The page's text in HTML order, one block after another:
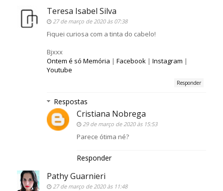
Teresa Isabel Silva
27 de março de 2020 às 07:38
Fiquei curiosa com a tinta do cabelo!
Bjxxx
Ontem é só Memória | Facebook| Instagram |
Youtube
Responder
Respostas
Cristiana Nobrega
29 de março de 2020 às 15:53
Parece ótima né?
Responder
Pathy Guarnieri
27 de março de 2020 às 11:48